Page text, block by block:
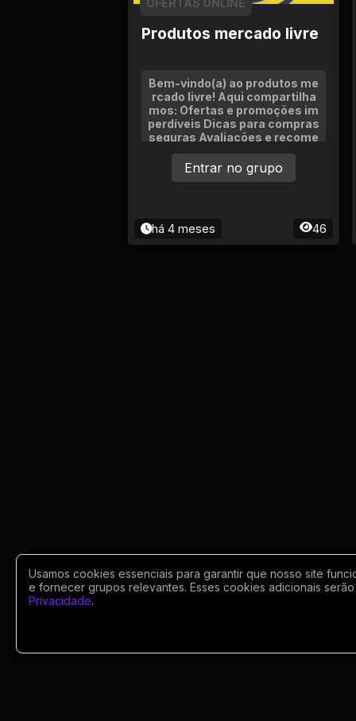
Produtos mercado livre
OFERTAS ONLINE
Bem-vindo(a) ao produtos me
rcado livre! Aqui compartilha
mos: Ofertas e promoções im
perdíveis Dicas para compras
seguras Avaliações e recome
ndações de produtos Novidad
es e tendências do Mercado L
há 4 meses 46
Entrar no grupo
Usamos cookies essenciais para garantir que nosso site
e fornecer grupos relevantes. Esses cookies adicionais
Privacidade.